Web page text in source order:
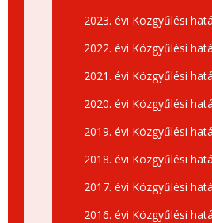
2023. évi Közgyűlési
2022. évi Közgyűlési
2021. évi Közgyűlési
2020. évi Közgyűlési
2019. évi Közgyűlési
2018. évi Közgyűlési
2017. évi Közgyűlési
2016. évi Közgyűlési